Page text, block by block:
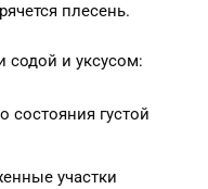
плесень.
содой и уксусом:
состояния густой
участки